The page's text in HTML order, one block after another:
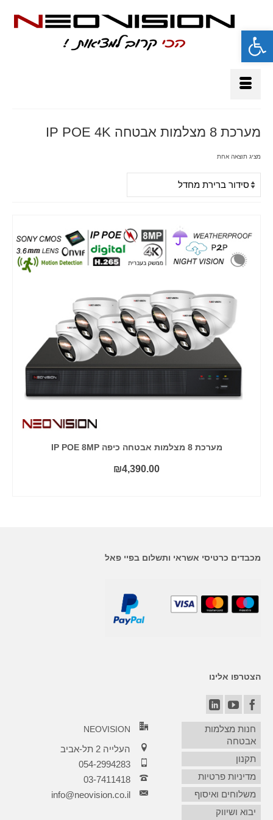
פתח סרגל נגישות
מערכת 8 מצלמות אבטחה IP POE 4K
מציג תוצאה אחת
מערכת 8 מצלמות אבטחה כיפה IP POE 8MP
₪4,390.00
מכבדים כרטיסי אשראי ותשלום בפיי פאל
הצטרפו אלינו
חנות מצלמות
אבטחה
תקנון
מדיניות פרטיות
משלוחים ואיסוף
יבוא ושיווק
NEOVISION
העלייה 2 תל-אביב
054-2994283
03-7411418‏
info@neovision.co.il